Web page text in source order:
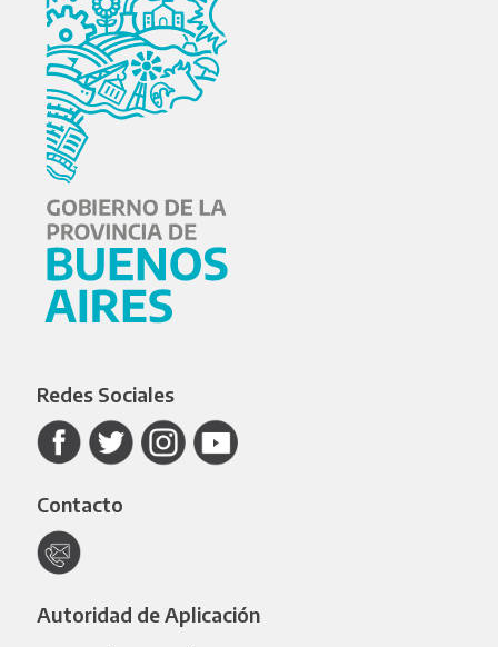
Redes Sociales
Contacto
Autoridad de Aplicación